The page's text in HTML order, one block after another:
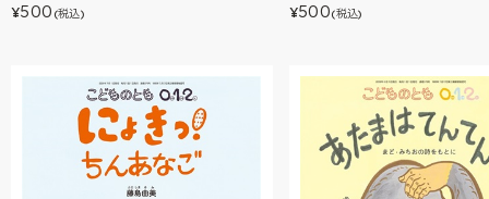
¥500 (税込) ¥500(税込)